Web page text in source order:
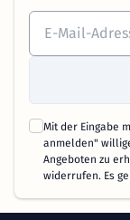
Mit der Eingabe
anmelden"
Angeboten zu
widerrufen. Es